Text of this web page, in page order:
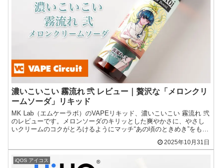
濃いこいこい 霧流れ 弐 レビュー｜贅沢な「メロンクリ
ームソーダ」リキッド
MK Lab（エムケーラボ）のVAPEリキッド、濃いこいこい 霧流れ 弐
のレビューです。メロンソーダのキリッとした爽やかさに、やさし
いクリームのコクがとろけるようにマッチ“あの頃のときめき”をもう
2025年10月31日
iQOS アイコス